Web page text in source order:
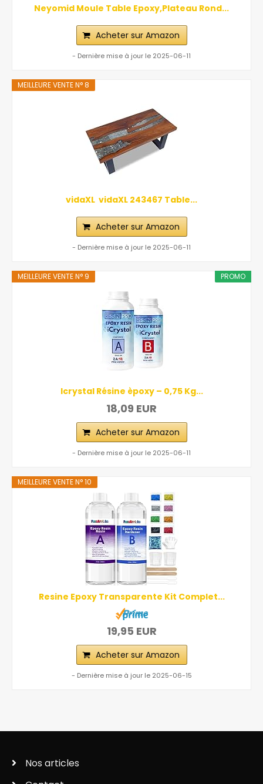
Neyomid Moule Table Epoxy,Plateau Rond...
Acheter sur Amazon
- Dernière mise à jour le 2025-06-11
MEILLEURE VENTE N° 8
vidaXL ‎ vidaXL‎ ‎243467 Table...
Acheter sur Amazon
- Dernière mise à jour le 2025-06-11
PROMO
MEILLEURE VENTE N° 9
Icrystal Résine èpoxy – 0,75 Kg...
18,09 EUR
Acheter sur Amazon
- Dernière mise à jour le 2025-06-11
MEILLEURE VENTE N° 10
Resine Epoxy Transparente Kit Complet...
19,95 EUR
Acheter sur Amazon
- Dernière mise à jour le 2025-06-15
Nos articles